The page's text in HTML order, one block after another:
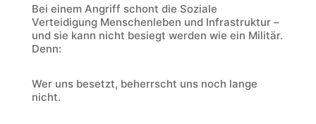
Bei einem Angriff schont die Soziale
Verteidigung Menschenleben und Infrastruktur –
und sie kann nicht besiegt werden wie ein Militär.
Denn:
Wer uns besetzt, beherrscht uns noch lange
nicht.